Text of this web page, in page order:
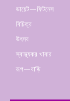
ডায়েট—ফিটনেস
বিচিত্র
উৎসব
স্বাস্থ্যকর খাবার
রূপ—বাড়ি